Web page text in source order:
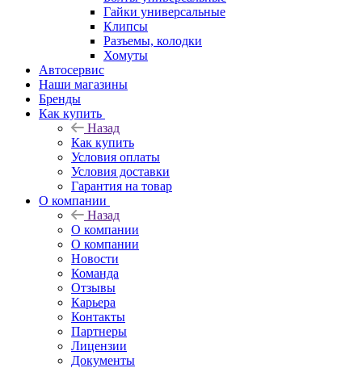
Гайки универсальные
Клипсы
Разъемы, колодки
Хомуты
Автосервис
Наши магазины
Бренды
Как купить
Назад
Как купить
Условия оплаты
Условия доставки
Гарантия на товар
О компании
Назад
О компании
О компании
Новости
Команда
Отзывы
Карьера
Контакты
Партнеры
Лицензии
Документы